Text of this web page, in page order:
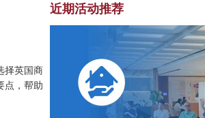
择英国商
点，帮助
近期活动推荐